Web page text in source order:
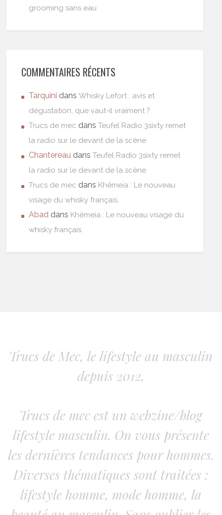
grooming sans eau
COMMENTAIRES RÉCENTS
Tarquini dansWhisky Lefort : avis et
dégustation, que vaut-il vraiment ?
Trucs de mec dansTeufel Radio 3sixty remet
la radio sur le devant de la scène
Chantereau dansTeufel Radio 3sixty remet
la radio sur le devant de la scène
Trucs de mec dans Khêmeia : Le nouveau
visage du whisky français.
Abad dans Khêmeia : Le nouveau visage du
whisky français.
Trucs de Mec, le lifestyle au masculin
depuis 2012.
Trucs de mec est un webzine/blog
lifestyle masculin. On vous présente
les dernières tendances pour hommes.
Diverses thématiques sont traitées :
lifestyle homme, mode homme, la